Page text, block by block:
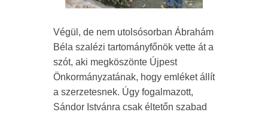
Végül, de nem utolsósorban Ábrahám
Béla szalézi tartományfőnök vette át a
szót, aki megköszönte Újpest
Önkormányzatának, hogy emléket állít
a szerzetesnek. Úgy fogalmazott,
Sándor Istvánra csak éltetőn szabad